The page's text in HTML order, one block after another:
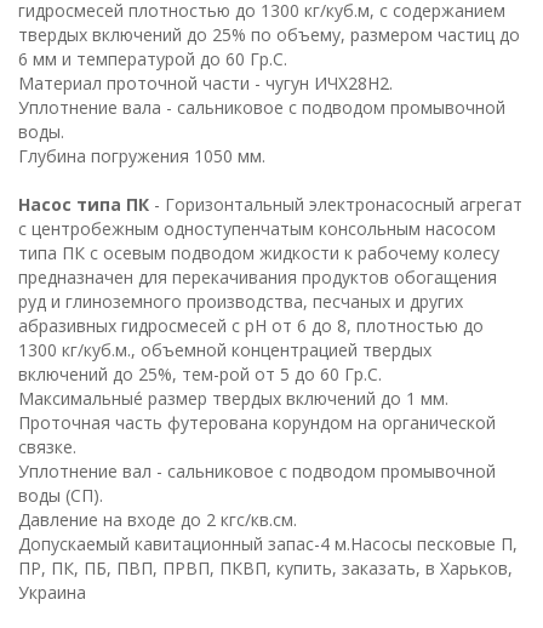
гидросмесей плотностью до 1300 кг/куб.м, с содержанием
твердых включений до 25% по объему, размером частиц до
6 мм и температурой до 60 Гр.С.
Материал проточной части - чугун ИЧХ28Н2.
Уплотнение вала - сальниковое с подводом промывочной
воды.
Глубина погружения 1050 мм.
Насос типа ПК - Горизонтальный электронасосный агрегат
с центробежным одноступенчатым консольным насосом
типа ПК с осевым подводом жидкости к рабочему колесу
предназначен для перекачивания продуктов обогащения
руд и глиноземного производства, песчаных и других
абразивных гидросмесей с рН от 6 до 8, плотностью до
1300 кг/куб.м., объемной концентрацией твердых
включений до 25%, тем-рой от 5 до 60 Гр.С.
Максимальныé размер твердых включений до 1 мм.
Проточная часть футерована корундом на органической
связке.
Уплотнение вал - сальниковое с подводом промывочной
воды (СП).
Давление на входе до 2 кгс/кв.см.
Допускаемый кавитационный запас-4 м.Насосы песковые П,
ПР, ПК, ПБ, ПВП, ПРВП, ПКВП, купить, заказать, в Харьков,
Украина